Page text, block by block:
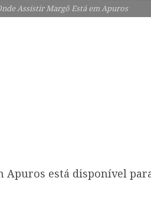
Assistir Margô Está em Apuros
Apuros está disponível